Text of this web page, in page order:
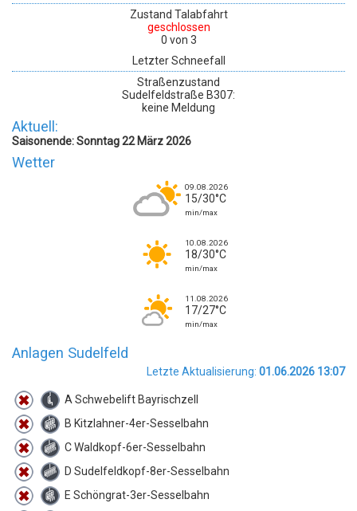
Zustand Talabfahrt
geschlossen
0 von 3
Letzter Schneefall
Straßenzustand
Sudelfeldstraße B307:
keine Meldung
Aktuell:
Saisonende: Sonntag 22 März 2026
Wetter
09.08.2026
15/30°C
min/max
10.08.2026
18/30°C
min/max
11.08.2026
17/27°C
min/max
Anlagen Sudelfeld
Letzte Aktualisierung: 01.06.2026 13:07
A Schwebelift Bayrischzell
B Kitzlahner-4er-Sesselbahn
C Waldkopf-6er-Sesselbahn
D Sudelfeldkopf-8er-Sesselbahn
E Schöngrat-3er-Sesselbahn